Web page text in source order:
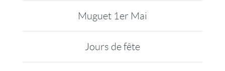
Muguet 1er Mai
Jours de fête